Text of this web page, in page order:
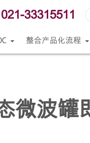
021-33315511
整合产品化流程
微波罐